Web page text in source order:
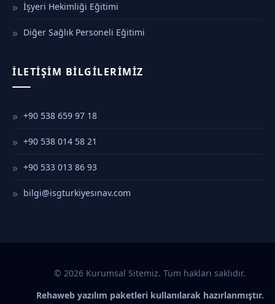
İşyeri Hekimliği Eğitimi
Diğer Sağlık Personeli Eğitimi
İLETIŞIM BILGILERIMIZ
+90 538 659 97 18
+90 538 014 58 21
+90 533 013 86 93
bilgi@isgturkiyesınav.com
© 2026 Kurumsal Sitemiz. Tüm hakları saklıdır.
Rehaweb yazılım paketleri kullanılarak hazırlanmıştır.